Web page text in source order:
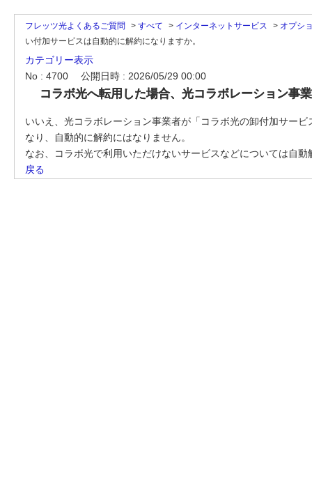
フレッツ光よくあるご質問 > すべて > インターネットサービス > オプシ
い付加サービスは自動的に解約になりますか。
カテゴリー表示
No : 4700
公開日時 : 2026/05/29 00:00
コラボ光へ転用した場合、光コラボレーション事
いいえ、光コラボレーション事業者が「コラボ光の卸付加サー
なり、自動的に解約にはなりません。
なお、コラボ光で利用いただけないサービスなどについては自動
戻る